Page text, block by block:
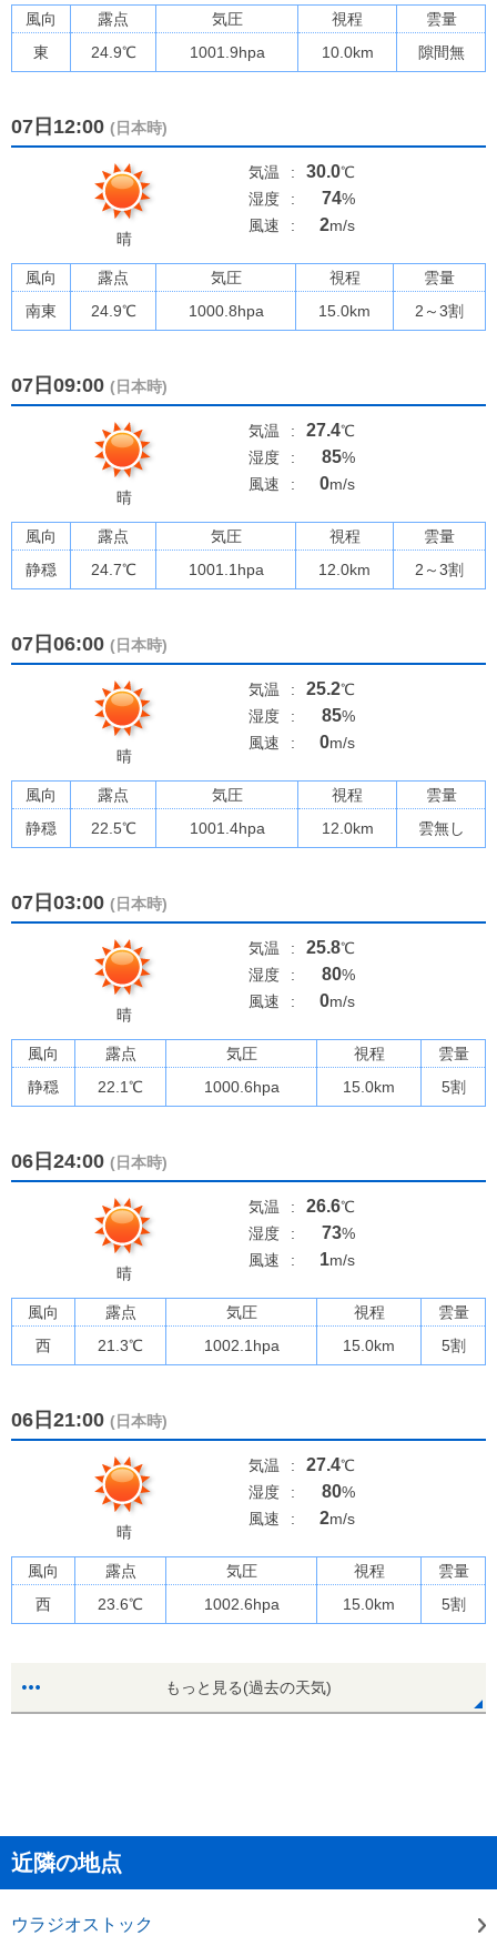
風向 露点 気圧 視程
雲量
東
24.9℃ 1001.9hpa 10.0km 隙間無
07日12:00 (日本時)
晴
気温 : 30.0℃
湿度
: 74%
風速
: 2m/s
風向 露点 気圧 視程
雲量
南東
24.9℃ 1000.8hpa 15.0km 2～3割
07日09:00 (日本時)
晴
気温 : 27.4℃
湿度
: 85%
風速
: 0m/s
風向 露点 気圧 視程
雲量
静穏
24.7℃ 1001.1 hpa 12.0km 2～3割
07日06:00 (日本時)
晴
気温 : 25.2℃
湿度
: 85%
風速
: 0m/s
風向 露点 気圧 視程
雲量
静穏
22.5℃ 1001.4hpa 12.0km 雲無し
07日03:00 (日本時)
晴
気温 : 25.8℃
湿度
: 80%
風速
: 0m/s
風向 露点 気圧 視程
雲量
静穏
22.1℃ 1000.6hpa 15.0km 5割
06日24:00 (日本時)
晴
気温 : 26.6℃
湿度
: 73%
風速
: 1m/s
風向 露点 気圧 視程
雲量
西
21.3℃ 1002.1 hpa 15.0km 5割
06日21:00 (日本時)
晴
気温 : 27.4℃
湿度
: 80%
風速
: 2m/s
風向 露点 気圧 視程
雲量
西
23.6℃ 1002.6hpa 15.0km 5割
もっと見る(過去の天気)
近隣の地点
ウラジオストック